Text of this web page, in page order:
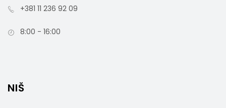
Šifra artikla: 871032
+381 11 236 92 09
8:00 - 16:00
NIŠ